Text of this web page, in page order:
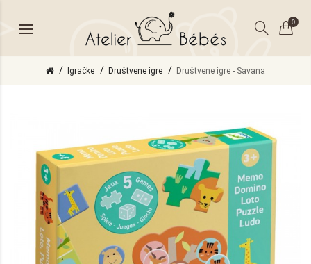
0
Igračke Društvene igre Društvene igre - Savana